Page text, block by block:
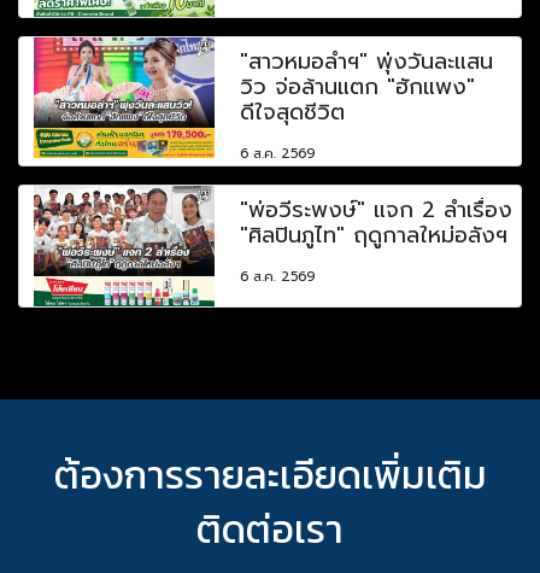
"สาวหมอลำฯ" พุ่งวันละแสน
วิว จ่อล้านแตก "ฮักแพง"
ดีใจสุดชีวิต
6 ส.ค. 2569
"พ่อวีระพงษ์" แจก 2 ลำเรื่อง
"ศิลปินภูไท" ฤดูกาลใหม่อลังฯ
6 ส.ค. 2569
ต้องการรายละเอียดเพิ่มเติม
ติดต่อเรา